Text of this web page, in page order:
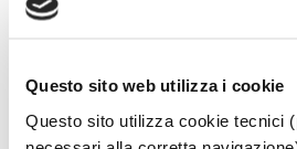
Questo sito web utilizza i cookie
Questo sito utilizza cookie tecnici
H
L
N